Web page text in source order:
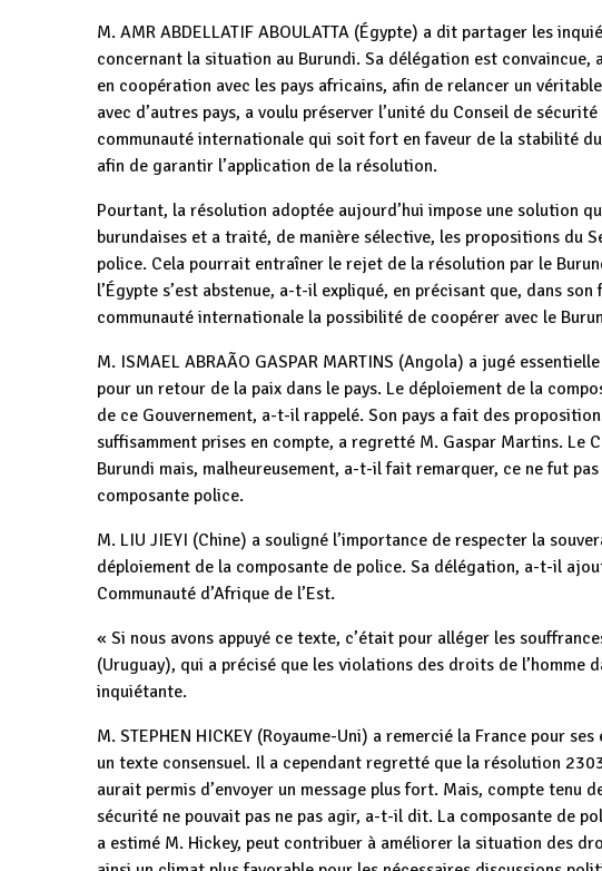
M. AMR ABDELLATIF ABOULATTA (Égypte) a dit partager les
concernant la situation au Burundi. Sa délégation est
en coopération avec les pays africains, afin de relancer un
avec d’autres pays, a voulu préserver l’unité du Conseil de
communauté internationale qui soit fort en faveur de la stabilité
afin de garantir l’application de la résolution.
Pourtant, la résolution adoptée aujourd’hui impose une solution
burundaises et a traité, de manière sélective, les propositions du
police. Cela pourrait entraîner le rejet de la résolution par le
l’Égypte s’est abstenue, a-t-il expliqué, en précisant que, dans
communauté internationale la possibilité de coopérer avec le
M. ISMAEL ABRAÃO GASPAR MARTINS (Angola) a jugé
pour un retour de la paix dans le pays. Le déploiement de la
de ce Gouvernement, a-t-il rappelé. Son pays a fait des
suffisamment prises en compte, a regretté M. Gaspar Martins. Le
Burundi mais, malheureusement, a-t-il fait remarquer, ce ne fut
composante police.
M. LIU JIEYI (Chine) a souligné l’importance de respecter la
déploiement de la composante de police. Sa délégation, a-t-il
Communauté d’Afrique de l’Est.
« Si nous avons appuyé ce texte, c’était pour alléger les
(Uruguay), qui a précisé que les violations des droits de l’homme
inquiétante.
M. STEPHEN HICKEY (Royaume-Uni) a remercié la France pour
un texte consensuel. Il a cependant regretté que la résolution
aurait permis d’envoyer un message plus fort. Mais, compte tenu
sécurité ne pouvait pas ne pas agir, a-t-il dit. La composante de
a estimé M. Hickey, peut contribuer à améliorer la situation des